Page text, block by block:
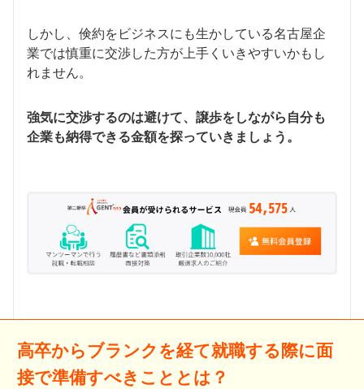
しかし、倹約をビジネスにも生かしている名古屋企
業では慎重に交渉した方が上手くいきやすいかもし
れません。
強気に交渉するのは避けて、譲歩をしながら自分も
企業も納得できる金額を探っていきましょう。
高卒からブランクを経て就職する際に面
接で準備すべきこととは？